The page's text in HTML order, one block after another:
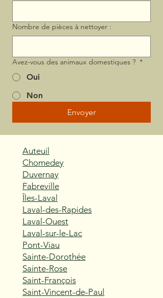
Nombre de pièces à nettoyer :
Avez-vous des animaux domestiques ? *
Oui
Non
Envoyer
Auteuil
Chomedey
Duvernay
Fabreville
Îles-Laval
Laval-des-Rapides
Laval-Ouest
Laval-sur-le-Lac
Pont-Viau
Sainte-Dorothée
Sainte-Rose
Saint-François
Saint-Vincent-de-Paul